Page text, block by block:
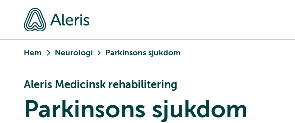
Hem Neurologi Parkinsons sjukdom
Aleris Medicinsk rehabilitering
Parkinsons sjukdom